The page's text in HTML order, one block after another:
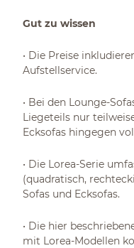
Gut zu wissen
• Die Preise
Aufstellservice.
• Bei den Lounge-
Liegeteils nur
Ecksofas hingegen
• Die Lorea-Serie
(quadratisch,
Sofas und Ecksofas.
• Die hier
mit Lorea-Modellen